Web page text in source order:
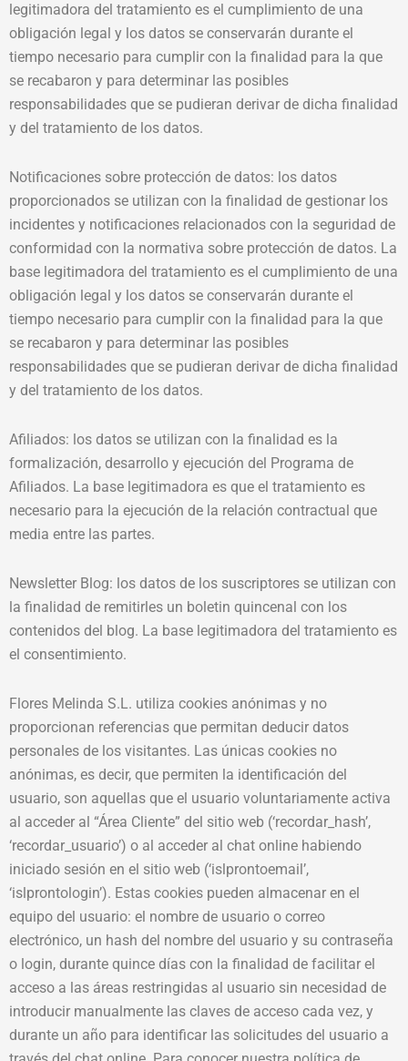
legitimadora del tratamiento es el cumplimiento de una
obligación legal y los datos se conservarán durante el
tiempo necesario para cumplir con la finalidad para la que
se recabaron y para determinar las posibles
responsabilidades que se pudieran derivar de dicha finalidad
y del tratamiento de los datos.
Notificaciones sobre protección de datos: los datos
proporcionados se utilizan con la finalidad de gestionar los
incidentes y notificaciones relacionados con la seguridad de
conformidad con la normativa sobre protección de datos. La
base legitimadora del tratamiento es el cumplimiento de una
obligación legal y los datos se conservarán durante el
tiempo necesario para cumplir con la finalidad para la que
se recabaron y para determinar las posibles
responsabilidades que se pudieran derivar de dicha finalidad
y del tratamiento de los datos.
Afiliados: los datos se utilizan con la finalidad es la
formalización, desarrollo y ejecución del Programa de
Afiliados. La base legitimadora es que el tratamiento es
necesario para la ejecución de la relación contractual que
media entre las partes.
Newsletter Blog: los datos de los suscriptores se utilizan con
la finalidad de remitirles un boletin quincenal con los
contenidos del blog. La base legitimadora del tratamiento es
el consentimiento.
Flores Melinda S.L. utiliza cookies anónimas y no
proporcionan referencias que permitan deducir datos
personales de los visitantes. Las únicas cookies no
anónimas, es decir, que permiten la identificación del
usuario, son aquellas que el usuario voluntariamente activa
al acceder al “Área Cliente” del sitio web (‘recordar_hash’,
‘recordar_usuario’) o al acceder al chat online habiendo
iniciado sesión en el sitio web (‘islprontoemail’,
‘islprontologin’). Estas cookies pueden almacenar en el
equipo del usuario: el nombre de usuario o correo
electrónico, un hash del nombre del usuario y su contraseña
o login, durante quince días con la finalidad de facilitar el
acceso a las áreas restringidas al usuario sin necesidad de
introducir manualmente las claves de acceso cada vez, y
durante un año para identificar las solicitudes del usuario a